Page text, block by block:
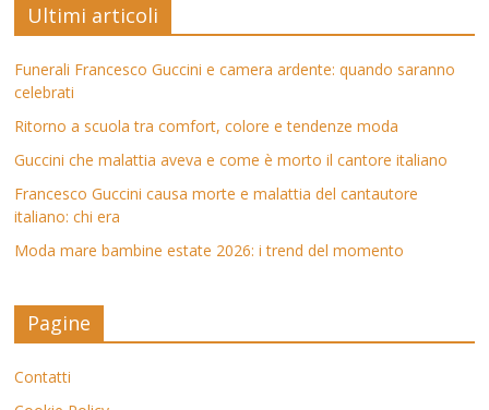
Ultimi articoli
Funerali Francesco Guccini e camera ardente: quando saranno
celebrati
Ritorno a scuola tra comfort, colore e tendenze moda
Guccini che malattia aveva e come è morto il cantore italiano
Francesco Guccini causa morte e malattia del cantautore
italiano: chi era
Moda mare bambine estate 2026: i trend del momento
Pagine
Contatti